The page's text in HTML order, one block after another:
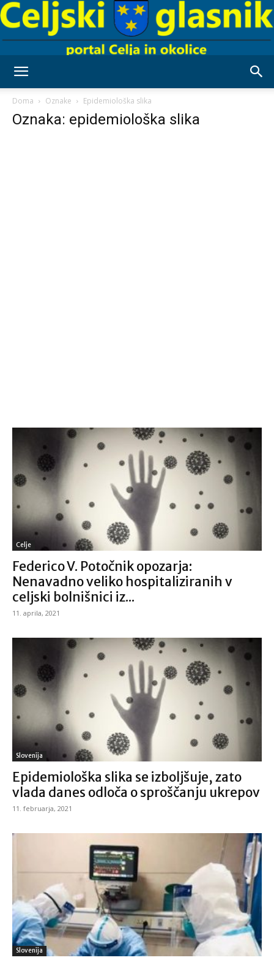
Doma Oznake Epidemiološka slika
Oznaka: epidemiološka slika
Celje
Federico V. Potočnik opozarja:
Nenavadno veliko hospitaliziranih v
celjski bolnišnici iz...
11. aprila, 2021
Slovenija
Epidemiološka slika se izboljšuje, zato
vlada danes odloča o sproščanju ukrepov
11. februarja, 2021
Slovenija